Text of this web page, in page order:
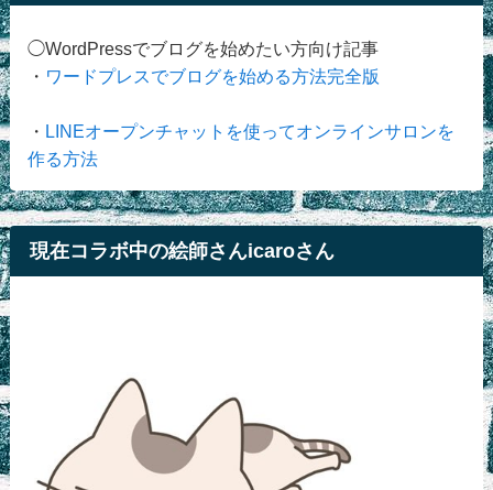
◯WordPressでブログを始めたい方向け記事
・ ワードプレスでブログを始める方法完全版
・ LINEオープンチャットを使ってオンラインサロンを
作る方法
現在コラボ中の絵師さんicaroさん